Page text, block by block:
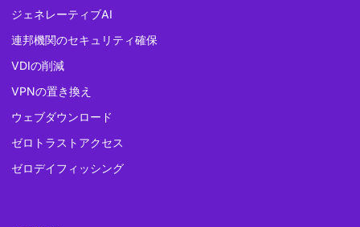
ジェネレーティブAI
連邦機関のセキュリティ確保
VDIの削減
VPNの置き換え
ウェブダウンロード
ゼロトラストアクセス
ゼロデイフィッシング